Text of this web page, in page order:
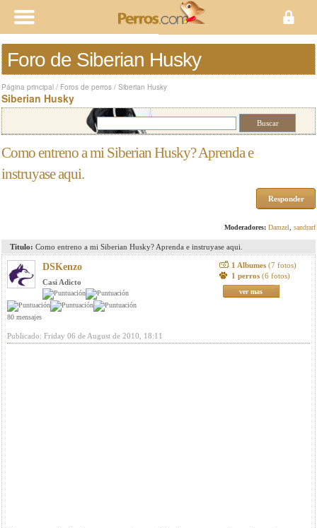
Foro de Siberian Husky
Página principal / Foros de perros / Siberian Husky
Siberian Husky
Como entreno a mi Siberian Husky? Aprenda e
instruyase aqui.
Responder
Moderadores: Damzel sandrarf
Titulo: Como entreno a mi Siberian Husky? Aprenda e instruyase aqui.
DSKenzo
Casi Adicto
80 mensajes
1 Albumes (7 fotos)
1 perros (6 fotos)
ver mas
Publicado: Friday 06 de August de 2010, 18:11